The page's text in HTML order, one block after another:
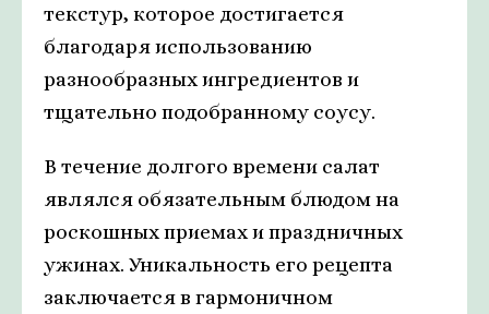
текстур, которое достигается
благодаря использованию
разнообразных ингредиентов и
тщательно подобранному соусу.
В течение долгого времени салат
являлся обязательным блюдом на
роскошных приемах и праздничных
ужинах. Уникальность его рецепта
заключается в гармоничном